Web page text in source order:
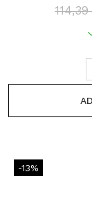
-13%